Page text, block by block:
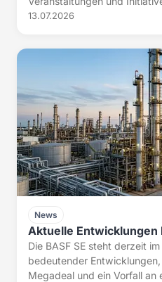
13.07.2026
News
Aktuelle Entwicklungen
Die BASF SE steht derzeit
bedeutender
Megadeal und ein Vorfall an